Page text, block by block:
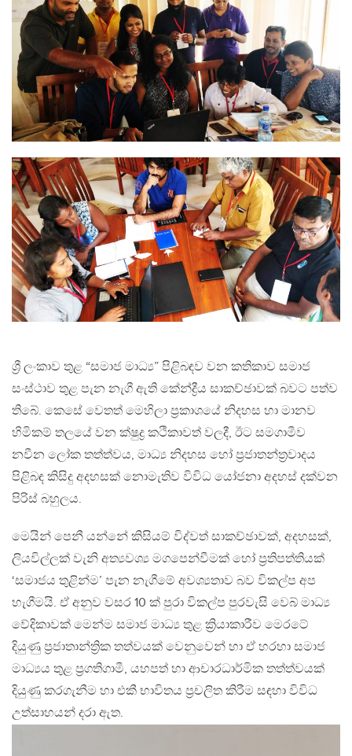
ශ්‍රී ලංකාව තුළ “සමාජ මාධ්‍ය” පිළිබඳව වන කතිකාව සමාජ
සංස්ථාව තුළ පැන නැගී ඇති කේන්ද්‍රීය සාකච්ඡාවක් බවට පත්ව
තිබේ. කෙසේ වෙතත් මෙහිලා ප්‍රකාශයේ නිදහස හා මානව
හිමිකම් තලයේ වන ක්ෂුද්‍ර කථිකාවත් වලදී, ඊට සමගාමීව
නවීන ලෝක තත්ත්වය, මාධ්‍ය නිදහස හෝ ප්‍රජාතන්ත්‍රවාදය
පිළිබඳ කිසිදු අදහසක් නොමැතිව විවිධ යෝජනා අදහස් දක්වන
පිරිස් බහුලය.
මෙයින් පෙනී යන්නේ කිසියම් විද්වත් සාකච්ඡාවක්, අදහසක්,
ලියවිල්ලක් වැනි අත්‍යවශ්‍ය මගපෙන්වීමක් හෝ ප්‍රතිපත්තියක්
‘සමාජය තුළින්ම’ පැන නැගීමේ අවශ්‍යතාව බව විකල්ප අප
හැගීමයි. ඒ අනුව වසර 10 ක් පුරා විකල්ප පුරවැසි වෙබ් මාධ්‍ය
වේදිකාවක් මෙන්ම සමාජ මාධ්‍ය තුළ ක්‍රියාකාරීව මෙරටේ
දියුණු ප්‍රජාතාන්ත්‍රික තත්වයක් වෙනුවෙන් හා ඒ හරහා සමාජ
මාධ්‍යය තුළ ප්‍රගතිගාමී, යහපත් හා ආචාරධාර්මික තත්ත්වයක්
දියුණු කරගැනීම හා එකී භාවිතය ප්‍රචලිත කිරීම සඳහා විවිධ
උත්සාහයන් දරා ඇත.